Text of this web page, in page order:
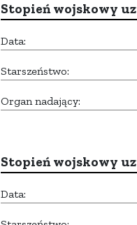
Stopień wojskowy
Data:
Starszeństwo:
Organ nadający:
Stopień wojskowy
Data: